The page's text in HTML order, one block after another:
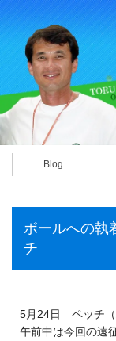
Blog
ボールへの執
チ
5月24日 ペッチ
午前中は今回の遠